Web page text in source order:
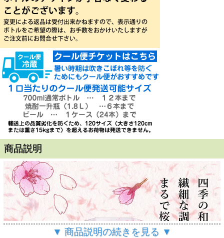
商品説明
▼ 商品説明の続きを見る ▼